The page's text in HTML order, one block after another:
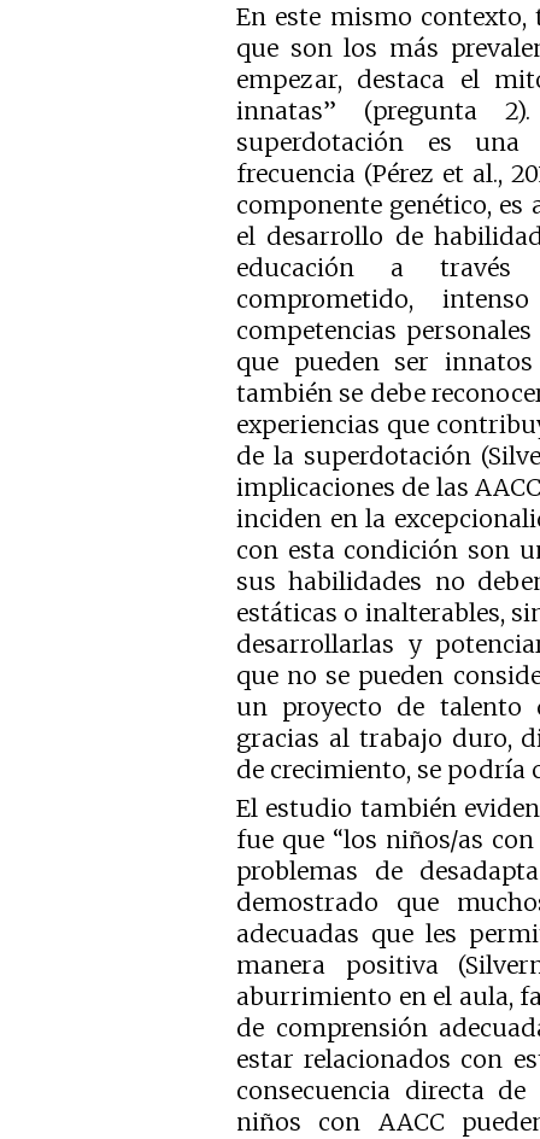
En este mismo
que son los más
empezar, destaca el
innatas” (pregunta
superdotación es
frecuencia (Pérez et al.,
componente genético, es
el desarrollo de
educación a
comprometido,
competencias
que pueden ser
también se debe
experiencias que
de la superdotación
implicaciones de las
inciden en la
con esta condición son
sus habilidades no
estáticas o inalterables,
desarrollarlas y
que no se pueden
un proyecto de talento
gracias al trabajo duro,
de crecimiento, se podría
El estudio también
fue que “los niños/as
problemas de
demostrado que
adecuadas que les
manera positiva
aburrimiento en el aula,
de comprensión
estar relacionados con
consecuencia directa
niños con AACC